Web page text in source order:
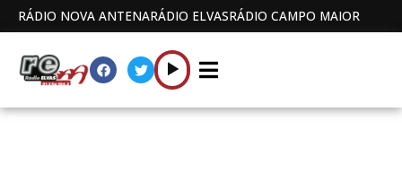
RÁDIO NOVA ANTENARÁDIO ELVASRÁDIO CAMPO MAIOR